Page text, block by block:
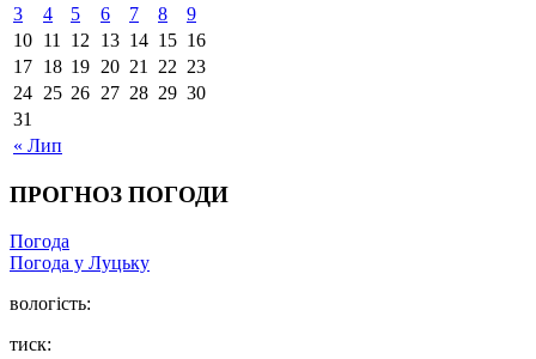
« Лип
3
4 5 6 7 8
9
10 11 12 13 14 15 16
17 18 19 20 21 22 23
24 25 26 27 28 29 30
31
ПРОГНОЗ ПОГОДИ
Погода
Погода у Луцьку
вологість:
тиск: